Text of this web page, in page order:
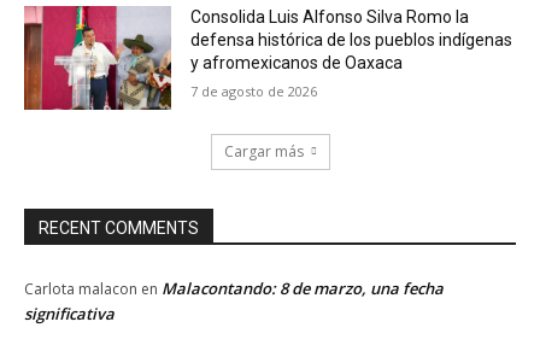
Consolida Luis Alfonso Silva Romo la
defensa histórica de los pueblos indígenas
y afromexicanos de Oaxaca
7 de agosto de 2026
Cargar más
RECENT COMMENTS
Carlota malacon en Malacontando: 8 de marzo, una fecha
significativa